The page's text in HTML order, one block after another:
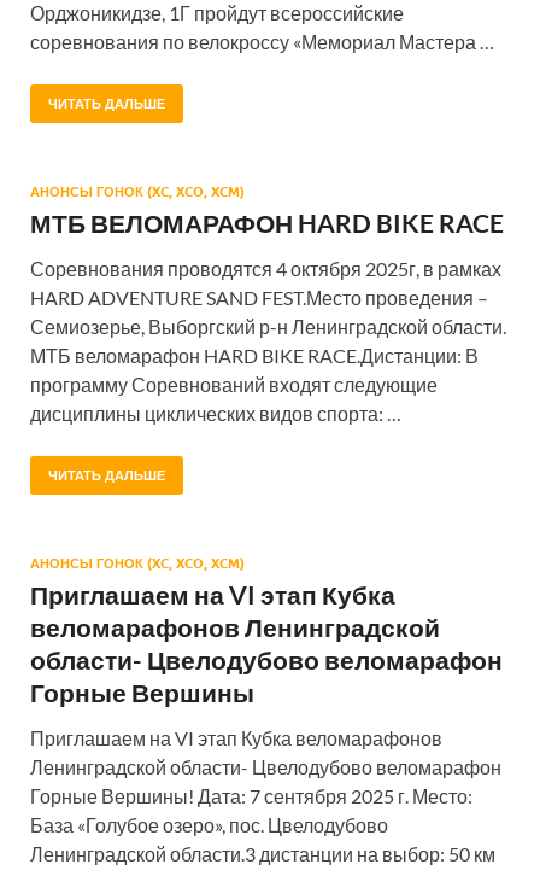
Орджоникидзе, 1Г пройдут всероссийские
соревнования по велокроссу «Мемориал Мастера …
ЧИТАТЬ ДАЛЬШЕ
АНОНСЫ ГОНОК (XC, XCO, XCM)
МТБ ВЕЛОМАРАФОН HARD BIKE RACE
Соревнования проводятся 4 октября 2025г, в рамках
HARD ADVENTURE SAND FEST.Место проведения –
Семиозерье, Выборгский р-н Ленинградской области.
МТБ веломарафон HARD BIKE RACE.Дистанции: В
программу Соревнований входят следующие
дисциплины циклических видов спорта: …
ЧИТАТЬ ДАЛЬШЕ
АНОНСЫ ГОНОК (XC, XCO, XCM)
Приглашаем на VI этап Кубка
веломарафонов Ленинградской
области- Цвелодубово веломарафон
Горные Вершины
Приглашаем на VI этап Кубка веломарафонов
Ленинградской области- Цвелодубово веломарафон
Горные Вершины! Дата: 7 сентября 2025 г. Место:
База «Голубое озеро», пос. Цвелодубово
Ленинградской области.3 дистанции на выбор: 50 км